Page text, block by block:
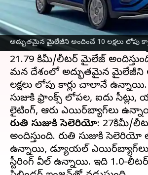
అద్భుతమైన మైలేజీని అందించే 10 లక్షలు లోపు
ఈ వార్తాకథనం ఏంటి
మారుతి సుజుకిఫ్రాంక్స్ ఈ
విడుదల కానుంది. ఇది 1.2-లీటర్
21.79 కిమీ/లీటర్‌ మైలేజ్
మన దేశంలో అద్భుతమైన మైలేజీని
లక్షలు లోపు కార్లు చాలానే
సుజుకి ఫ్రాంక్స్ లోపల, ఐదు
మారుతి సుజుకి సెలెరియో: 27కిమీ/
అందిస్తుంది. మారుతి సుజుకి
ఉన్నాయి, డ్యూయల్ ఎయిర్‌బ్యాగ్‌లు,
స్టీరింగ్ వీల్ ఉన్నాయి. ఇది 1.0-